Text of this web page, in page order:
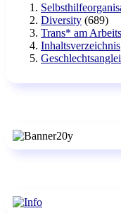
Diversity (689)
Trans* am
Inhaltsverzeichnis